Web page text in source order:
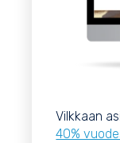
Vilkkaan
40%